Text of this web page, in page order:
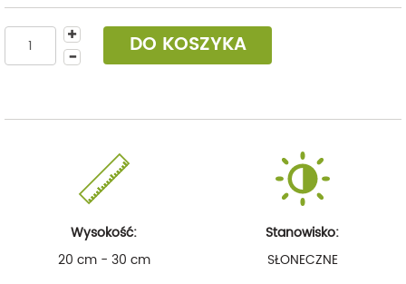
DO KOSZYKA
Wysokość:
20 cm - 30 cm
Stanowisko:
SŁONECZNE